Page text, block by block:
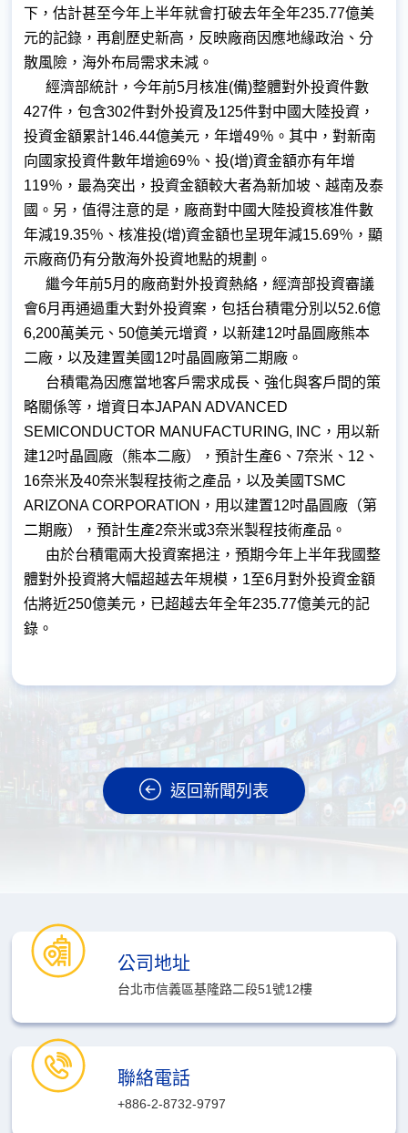
下，估計甚至今年上半年就會打破去年全年235.77億美
元的記錄，再創歷史新高，反映廠商因應地緣政治、分
散風險，海外布局需求未減。
經濟部統計，今年前5月核准(備)整體對外投資件數
427件，包含302件對外投資及125件對中國大陸投資，
投資金額累計146.44億美元，年增49％。其中，對新南
向國家投資件數年增逾69％、投(增)資金額亦有年增
119％，最為突出，投資金額較大者為新加坡、越南及泰
國。另，值得注意的是，廠商對中國大陸投資核准件數
年減19.35％、核准投(增)資金額也呈現年減15.69％，顯
示廠商仍有分散海外投資地點的規劃。
繼今年前5月的廠商對外投資熱絡，經濟部投資審議
會6月再通過重大對外投資案，包括台積電分別以52.6億
6,200萬美元、50億美元增資，以新建12吋晶圓廠熊本
二廠，以及建置美國12吋晶圓廠第二期廠。
台積電為因應當地客戶需求成長、強化與客戶間的策
略關係等，增資日本JAPAN ADVANCED
SEMICONDUCTOR MANUFACTURING, INC，用以新
建12吋晶圓廠（熊本二廠），預計生產6、7奈米、12、
16奈米及40奈米製程技術之產品，以及美國TSMC
ARIZONA CORPORATION，用以建置12吋晶圓廠（第
二期廠），預計生產2奈米或3奈米製程技術產品。
由於台積電兩大投資案挹注，預期今年上半年我國整
體對外投資將大幅超越去年規模，1至6月對外投資金額
估將近250億美元，已超越去年全年235.77億美元的記
錄。
返回新聞列表
公司地址
台北市信義區基隆路二段51號12樓
聯絡電話
+886-2-8732-9797